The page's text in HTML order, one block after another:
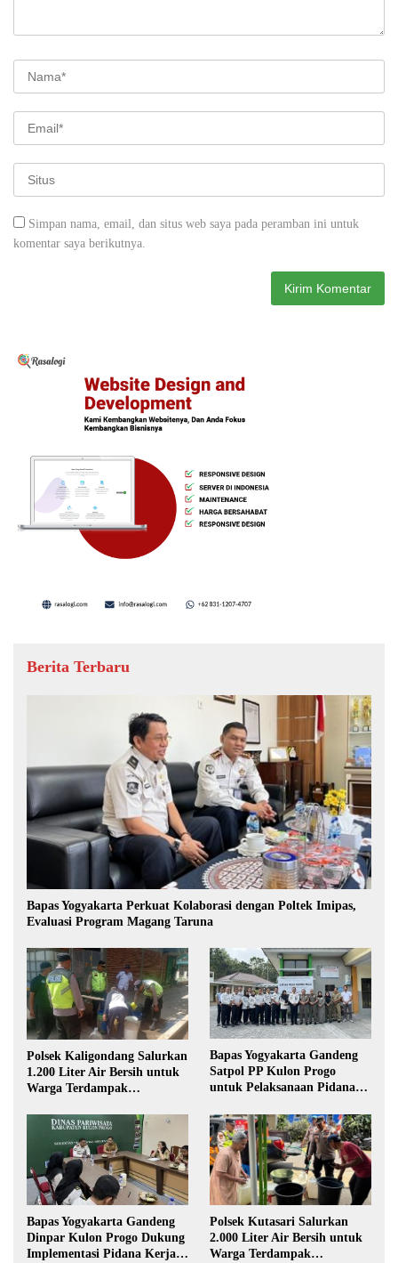
Simpan nama, email, dan situs web saya pada peramban ini untuk
komentar saya berikutnya.
Berita Terbaru
Bapas Yogyakarta Perkuat Kolaborasi dengan Poltek Imipas,
Evaluasi Program Magang Taruna
Polsek Kaligondang Salurkan
1.200 Liter Air Bersih untuk
Warga Terdampak
Bapas Yogyakarta Gandeng
Satpol PP Kulon Progo
untuk Pelaksanaan Pidana
Bapas Yogyakarta Gandeng
Dinpar Kulon Progo Dukung
Implementasi Pidana Kerja
Polsek Kutasari Salurkan
2.000 Liter Air Bersih untuk
Warga Terdampak